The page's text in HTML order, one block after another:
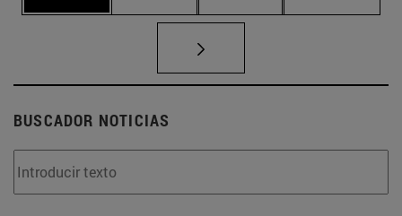
BUSCADOR NOTICIAS